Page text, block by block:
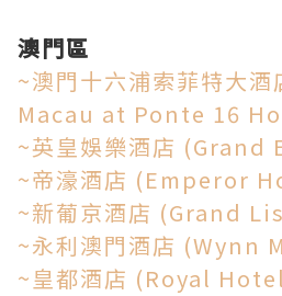
澳門區
~澳門十六浦索菲特大
Macau at Ponte 16
~英皇娛樂酒店
~帝濠酒店 (Emperor
~新葡京酒店 (Grand
~永利澳門酒店 (Wynn
~皇都酒店 (Royal